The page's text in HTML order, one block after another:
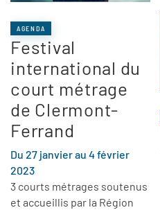
AGENDA
Festival
international du
court métrage
de Clermont-
Ferrand
Du 27 janvier au 4 février
2023
3 courts métrages soutenus
et accueillis par la Région